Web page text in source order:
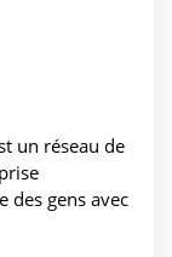
un réseau de
des gens avec